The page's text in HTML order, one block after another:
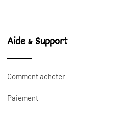
Aide & Support
Comment acheter
Paiement